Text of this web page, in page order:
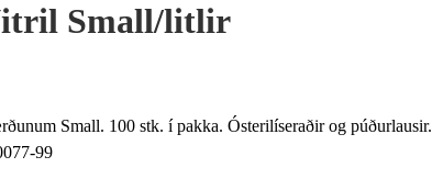
Small/litlir
Small. 100 stk. í pakka. Ósterilíseraðir og púðurlausir.
99